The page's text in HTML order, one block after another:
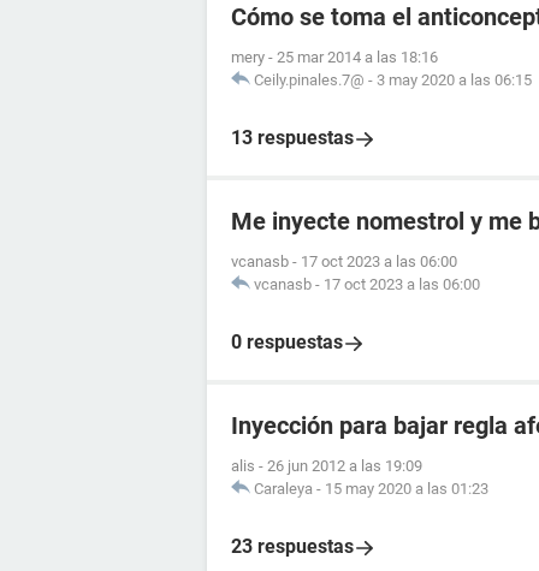
Cómo se toma el
mery - 25 mar 2014 a las 18:16
Ceily.pinales.7@ - 3 may 2020 a las 06:15
13 respuestas
Me inyecte nomestrol y me
vcanasb - 17 oct 2023 a las 06:00
vcanasb - 17 oct 2023 a las 06:00
0 respuestas
Inyección para bajar regla
alis - 26 jun 2012 a las 19:09
Caraleya - 15 may 2020 a las 01:23
23 respuestas